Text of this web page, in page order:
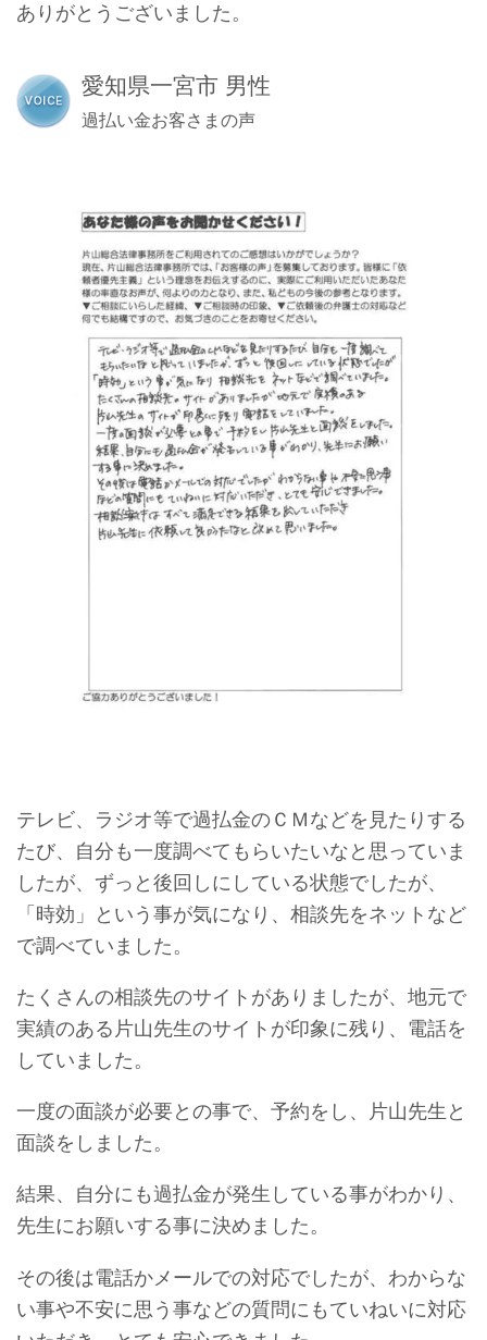
ありがとうございました。
愛知県一宮市 男性
過払い金お客さまの声
テレビ、ラジオ等で過払金のＣＭなどを見たりする
たび、自分も一度調べてもらいたいなと思っていま
したが、ずっと後回しにしている状態でしたが、
「時効」という事が気になり、相談先をネットなど
で調べていました。
たくさんの相談先のサイトがありましたが、地元で
実績のある片山先生のサイトが印象に残り、電話を
していました。
一度の面談が必要との事で、予約をし、片山先生と
面談をしました。
結果、自分にも過払金が発生している事がわかり、
先生にお願いする事に決めました。
その後は電話かメールでの対応でしたが、わからな
い事や不安に思う事などの質問にもていねいに対応